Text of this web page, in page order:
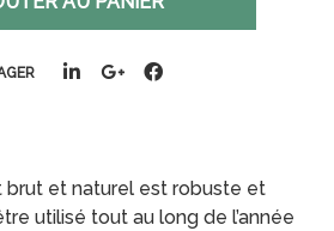
brut et naturel est robuste et
utilisé tout au long de l’année